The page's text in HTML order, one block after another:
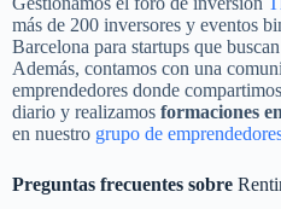
más de 200 inversores y eventos
Barcelona para startups que
Además, contamos con una
emprendedores donde
diario y realizamos formaciones
en nuestro grupo de
Preguntas frecuentes sobre